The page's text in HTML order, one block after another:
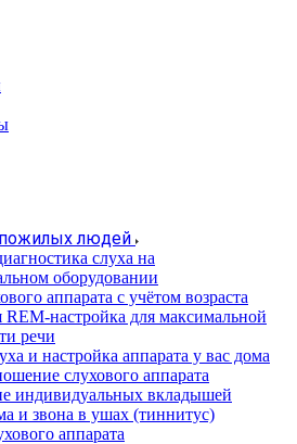
людей
слуха на
оборудовании
аппарата с учётом возраста
REM-настройка для максимальной
речи
и настройка аппарата у вас дома
слухового аппарата
индивидуальных вкладышей
и звона в ушах (тиннитус)
аппарата